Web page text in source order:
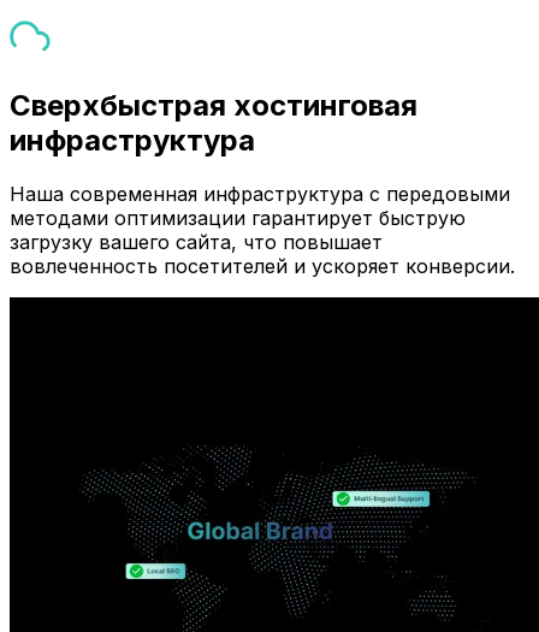
Сверхбыстрая хостинговая
инфраструктура
Наша современная инфраструктура с передовыми
методами оптимизации гарантирует быструю
загрузку вашего сайта, что повышает
вовлеченность посетителей и ускоряет конверсии.